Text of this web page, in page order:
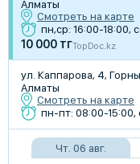
Алматы
Смотреть на карте
пн,ср: 16:00-18:00,
10 000 тгTopDoc.kz
ул. Каппарова, 4,
Алматы
Смотреть на карте
пн-пт: 08:00-15:00,
Чт. 06 авг.